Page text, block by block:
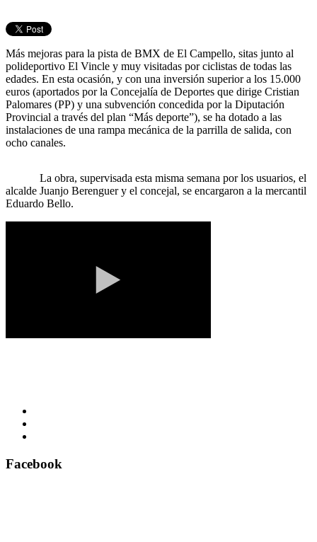
Más mejoras para la pista de BMX de El Campello, sitas junto al
polideportivo El Vincle y muy visitadas por ciclistas de todas las
edades. En esta ocasión, y con una inversión superior a los 15.000
euros (aportados por la Concejalía de Deportes que dirige Cristian
Palomares (PP) y una subvención concedida por la Diputación
Provincial a través del plan “Más deporte”), se ha dotado a las
instalaciones de una rampa mecánica de la parrilla de salida, con
ocho canales.
La obra, supervisada esta misma semana por los usuarios, el
alcalde Juanjo Berenguer y el concejal, se encargaron a la mercantil
Eduardo Bello.
Facebook